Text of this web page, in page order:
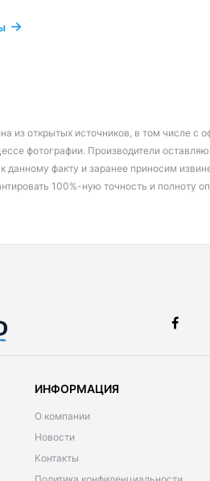
из открытых источников, в том числе с
фотографии. Производители
данному факту и заранее приносим
100%-ную точность и полноту
ИНФОРМАЦИЯ
О компании
Новости
Контакты